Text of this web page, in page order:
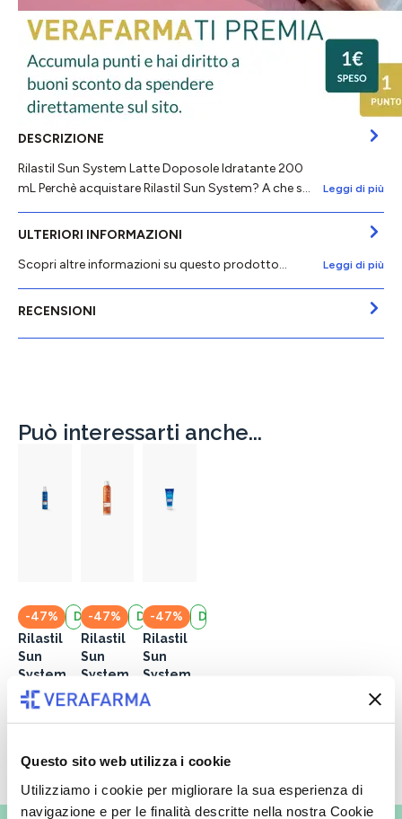
Questo sito web utilizza i cookie
Utilizziamo i cookie per migliorare la sua esperienza di
navigazione e per le finalità descritte nella nostra Cookie
DESCRIZIONE
Rilastil Sun System Latte Doposole Idratante 200
mL Perchè acquistare Rilastil Sun System? A che s…
Leggi di più
ULTERIORI INFORMAZIONI
Scopri altre informazioni su questo prodotto...
Leggi di più
RECENSIONI
Può interessarti anche...
-47% Disponibile
Rilastil
Sun
System
Intensifi
catore
e
atore
Abbronz
Aggiungi al carrello
-47% Disponibile
Rilastil
Sun
System
Spray
Solare
Traspar
SPF 30
Protezi
Aggiungi al carrello
-47% Disponibile
Rilastil
Sun
System
Gel
Doposol
e 200
Aggiungi al carrello